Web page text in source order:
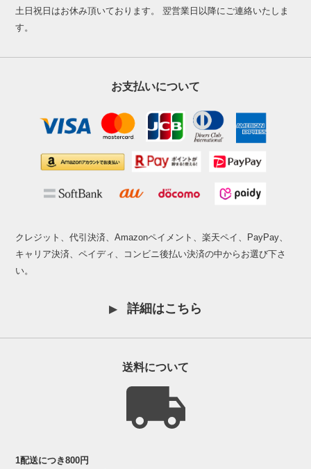
土日祝日はお休み頂いております。 翌営業日以降にご連絡いたしま
す。
お支払いについて
クレジット、代引決済、Amazonペイメント、楽天ペイ、PayPay、
キャリア決済、ペイディ、コンビニ後払い決済の中からお選び下さ
い。
詳細はこちら
送料について
1配送につき800円